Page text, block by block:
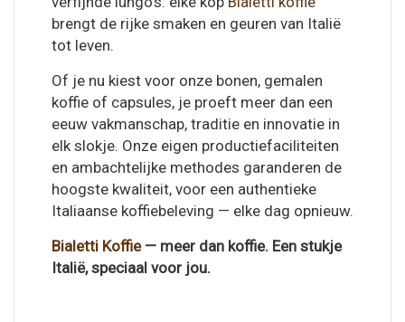
brengt de rijke smaken en geuren van Italië
tot leven.
Of je nu kiest voor onze bonen, gemalen
koffie of capsules, je proeft meer dan een
eeuw vakmanschap, traditie en innovatie in
elk slokje. Onze eigen productiefaciliteiten
en ambachtelijke methodes garanderen de
hoogste kwaliteit, voor een authentieke
Italiaanse koffiebeleving — elke dag opnieuw.
Bialetti Koffie— meer dan koffie. Een stukje
Italië, speciaal voor jou.